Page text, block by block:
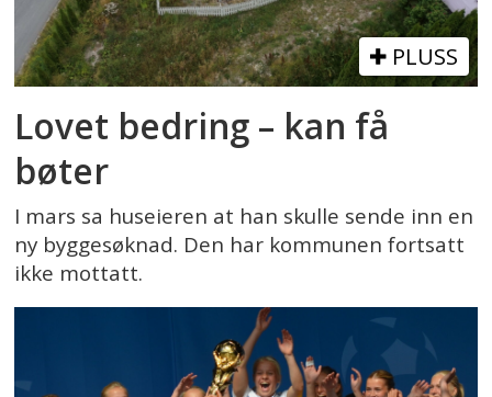
PLUSS
Lovet bedring – kan få
bøter
I mars sa huseieren at han skulle sende inn en
ny byggesøknad. Den har kommunen fortsatt
ikke mottatt.